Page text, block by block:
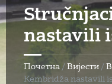
nastavili
Почетна / Вијести /
Kembridža nastavili